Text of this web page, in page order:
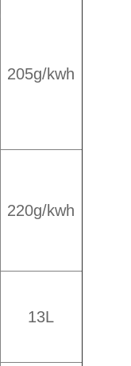
205g/kwh
220g/kwh
13L